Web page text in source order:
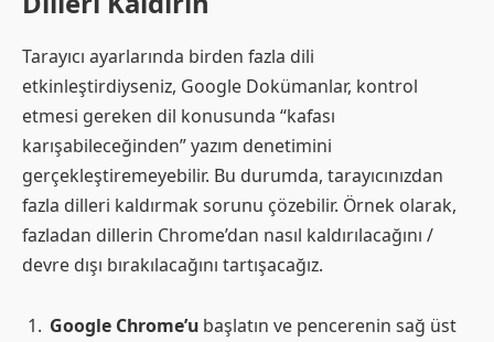
Tarayıcı ayarlarında birden fazla dili
etkinleştirdiyseniz, Google Dokümanlar, kontrol
etmesi gereken dil konusunda “kafası
karışabileceğinden” yazım denetimini
gerçekleştiremeyebilir. Bu durumda, tarayıcınızdan
fazla dilleri kaldırmak sorunu çözebilir. Örnek olarak,
fazladan dillerin Chrome’dan nasıl kaldırılacağını /
devre dışı bırakılacağını tartışacağız.
Google Chrome’u başlatın ve pencerenin sağ üst